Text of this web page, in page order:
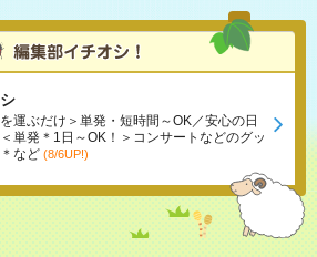
運ぶだけ＞単発・短時間～OK／安心の日
単発＊1日～OK！＞コンサートなどのグッ
など (8/6UP!)